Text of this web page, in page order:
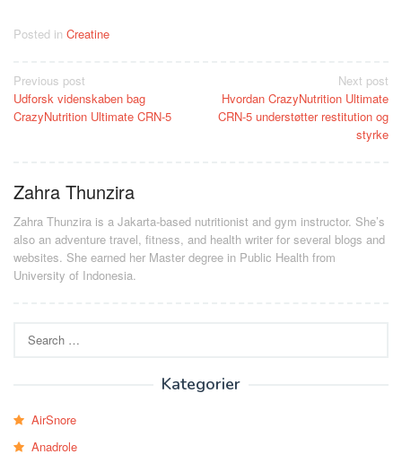
Posted in Creatine
Post
navigation
Previous post
Udforsk videnskaben bag
CrazyNutrition Ultimate CRN-5
Next post
Hvordan CrazyNutrition Ultimate
CRN-5 understøtter restitution og
styrke
Zahra Thunzira
Zahra Thunzira is a Jakarta-based nutritionist and gym instructor. She’s
also an adventure travel, fitness, and health writer for several blogs and
websites. She earned her Master degree in Public Health from
University of Indonesia.
for:
Kategorier
AirSnore
Anadrole